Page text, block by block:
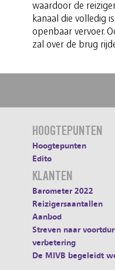
waardoor de
kanaal die volledig
openbaar vervoer.
zal over de brug
HOOGTEPUNTEN
Hoogtepunten
Edito
KLANTEN
Barometer 2022
Reizigersaantallen
Aanbod
Streven naar
verbetering
De MIVB begeleidt